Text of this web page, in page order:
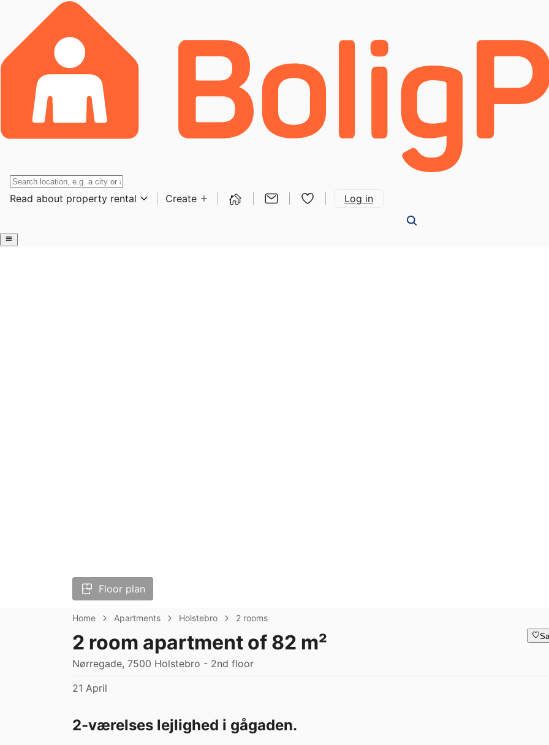
Read about property rental Create Log in
Floor plan
Home Apartments Holstebro 2 rooms
2 room apartment of 82 m²
Nørregade, 7500 Holstebro - 2nd floor
21 April
2-værelses lejlighed i gågaden.